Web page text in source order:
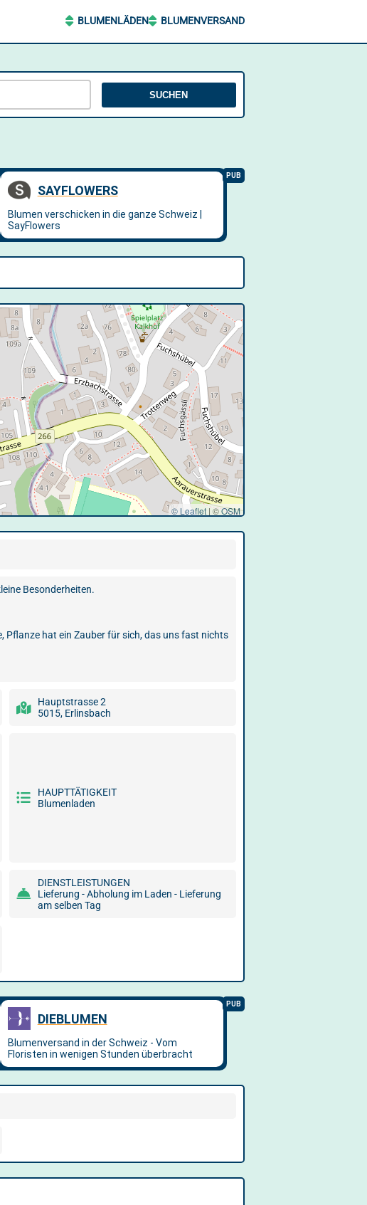
BLUMENLÄDEN BLUMENVERSAND
SUCHEN
© Leaflet |©OSM
Besonderheiten.
Pflanze hat ein Zauber für sich, das uns fast nichts
Hauptstrasse 2
5015, Erlinsbach
HAUPTTÄTIGKEIT
Blumenladen
DIENSTLEISTUNGEN
Lieferung - Abholung im Laden - Lieferung
am selben Tag